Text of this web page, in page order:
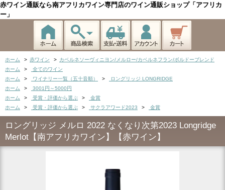
赤ワイン通販なら南アフリカワイン専門店のワイン通販ショップ「アフリカ
ー」
ホーム > 赤ワイン > カベルネソーヴィニヨン/メルロー/カベルネフラン/ボルドーブレンド
ホーム
>
全てのワイン
ホーム
> ワイナリー一覧（五十音順） >
ロングリッジ LONGRIDGE
ホーム
>
3001円～5000円
ホーム
> 受賞・評価から選ぶ >
金賞
ホーム
> 受賞・評価から選ぶ > サクラアワード2023 > 金賞
ロングリッジ メルロ 2022 なくなり次第2023 Longridge
Merlot【南アフリカワイン】【赤ワイン】